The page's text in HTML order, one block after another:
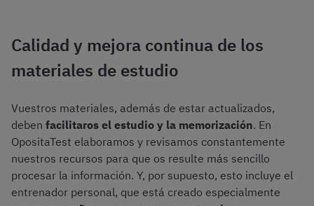
Calidad y mejora continua de los
materiales de estudio
Vuestros materiales, además de estar actualizados,
deben facilitaros el estudio y la memorización. En
OpositaTest elaboramos y revisamos constantemente
nuestros recursos para que os resulte más sencillo
procesar la información. Y, por supuesto, esto incluye el
entrenador personal, que está creado especialmente